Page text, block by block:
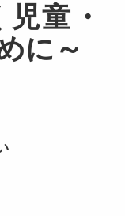
童・
に～